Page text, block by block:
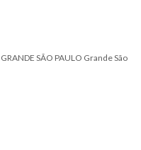
GRANDE SÃO PAULO Grande São